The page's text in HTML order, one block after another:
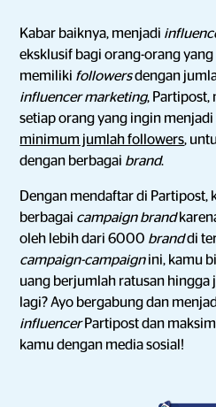
Kabar baiknya, menjadi
eksklusif bagi orang-orang
memiliki followersdengan
influencer marketing, Partipost,
setiap orang yang ingin menjadi
minimum jumlah followers,
dengan berbagai brand.
Dengan mendaftar di Partipost,
berbagai campaign brand
oleh lebih dari 6000 branddi
campaign-campaignini, kamu
uang berjumlah ratusan hingga
lagi? Ayo bergabung dan
influencerPartipost dan
kamu dengan media sosial!